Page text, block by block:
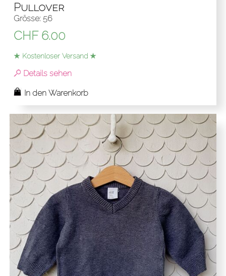
Pullover
Grösse: 56
CHF6.00
★ Kostenloser Versand ★
Details sehen